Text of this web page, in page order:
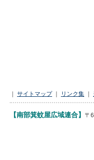
サイトマップ｜ リンク集
【南部箕蚊屋広域連合】 〒